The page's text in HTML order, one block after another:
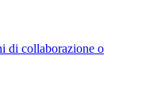
di collaborazione o